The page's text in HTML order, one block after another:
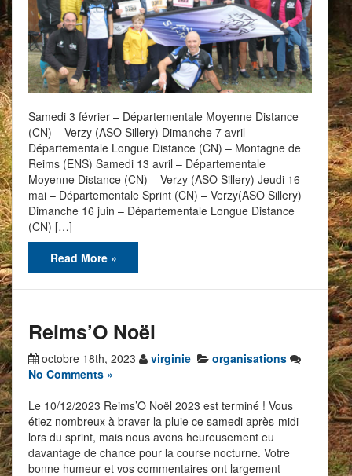
Samedi 3 février – Départementale Moyenne Distance
(CN) – Verzy (ASO Sillery) Dimanche 7 avril –
Départementale Longue Distance (CN) – Montagne de
Reims (ENS) Samedi 13 avril – Départementale
Moyenne Distance (CN) – Verzy (ASO Sillery) Jeudi 16
mai – Départementale Sprint (CN) – Verzy(ASO Sillery)
Dimanche 16 juin – Départementale Longue Distance
(CN) […]
Read More »
Reims’O Noël
octobre 18th, 2023 virginie
organisations
No Comments »
Le 10/12/2023 Reims’O Noël 2023 est terminé ! Vous
étiez nombreux à braver la pluie ce samedi après-midi
lors du sprint, mais nous avons heureusement eu
davantage de chance pour la course nocturne. Votre
bonne humeur et vos commentaires ont largement